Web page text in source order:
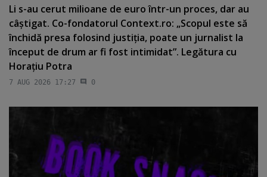
Li s-au cerut milioane de euro într-un proces, dar au
câştigat. Co-fondatorul Context.ro: „Scopul este să
închidă presa folosind justiţia, poate un jurnalist la
început de drum ar fi fost intimidat”. Legătura cu
Horaţiu Potra
7 AUG 2026 17:27 0